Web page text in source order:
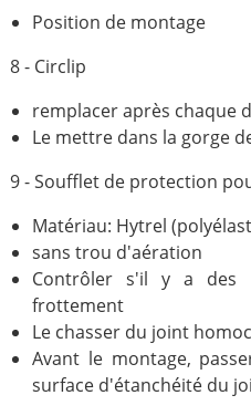
Position de montage
8 - Circlip
remplacer après chaque
Le mettre dans la gorge
9 - Soufflet de protection
Matériau: Hytrel
sans trou d'aération
Contrôler s'il y a des
frottement
Le chasser du joint
Avant le montage,
surface d'étanchéité du